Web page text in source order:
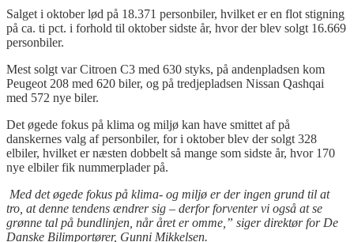
Salget i oktober lød på 18.371 personbiler, hvilket er en flot stigning
på ca. ti pct. i forhold til oktober sidste år, hvor der blev solgt 16.669
personbiler.
Mest solgt var Citroen C3 med 630 styks, på andenpladsen kom
Peugeot 208 med 620 biler, og på tredjepladsen Nissan Qashqai
med 572 nye biler.
Det øgede fokus på klima og miljø kan have smittet af på
danskernes valg af personbiler, for i oktober blev der solgt 328
elbiler, hvilket er næsten dobbelt så mange som sidste år, hvor 170
nye elbiler fik nummerplader på.
Med det øgede fokus på klima- og miljø er der ingen grund til at
tro, at denne tendens ændrer sig – derfor forventer vi også at se
grønne tal på bundlinjen, når året er omme,” siger direktør for De
Danske Bilimportører, Gunni Mikkelsen.